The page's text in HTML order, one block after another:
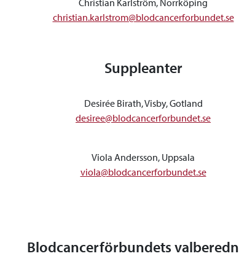
christian.karlstrom@blodcancerforbundet.se
Suppleanter
Desirée Birath, Visby, Gotland
desiree@blodcancerforbundet.se
Viola Andersson, Uppsala
viola@blodcancerforbundet.se
Blodcancerförbundets